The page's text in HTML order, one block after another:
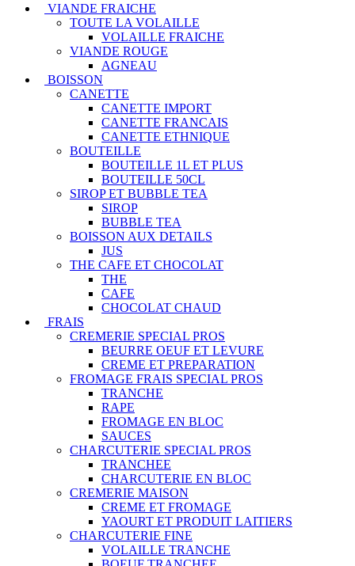
VIANDE FRAICHE
TOUTE LA VOLAILLE
VOLAILLE FRAICHE
VIANDE ROUGE
AGNEAU
BOISSON
CANETTE
CANETTE IMPORT
CANETTE FRANCAIS
CANETTE ETHNIQUE
BOUTEILLE
BOUTEILLE 1L ET PLUS
BOUTEILLE 50CL
SIROP ET BUBBLE TEA
SIROP
BUBBLE TEA
BOISSON AUX DETAILS
JUS
THE CAFE ET CHOCOLAT
THE
CAFE
CHOCOLAT CHAUD
FRAIS
CREMERIE SPECIAL PROS
BEURRE OEUF ET LEVURE
CREME ET PREPARATION
FROMAGE FRAIS SPECIAL PROS
TRANCHE
RAPE
FROMAGE EN BLOC
SAUCES
CHARCUTERIE SPECIAL PROS
TRANCHEE
CHARCUTERIE EN BLOC
CREMERIE MAISON
CREME ET FROMAGE
YAOURT ET PRODUIT LAITIERS
CHARCUTERIE FINE
VOLAILLE TRANCHE